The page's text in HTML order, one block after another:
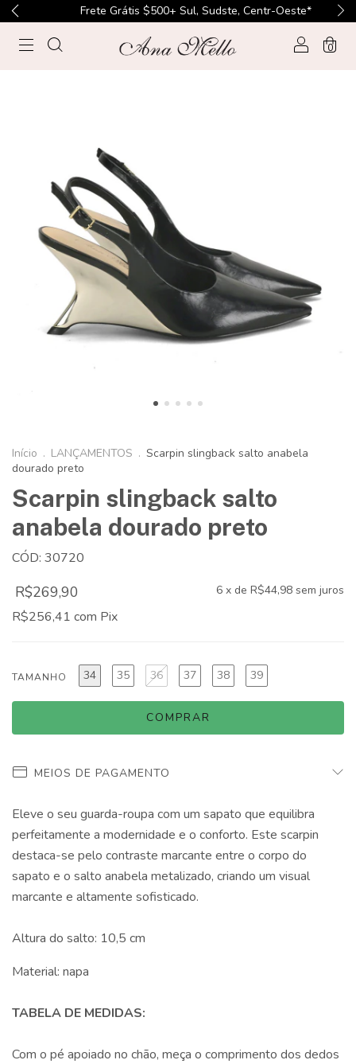
Frete Grátis $500+ Sul, Sudste, Centr-Oeste*
0
Início . LANÇAMENTOS . Scarpin slingback salto anabela
dourado preto
Scarpin slingback salto
anabela dourado preto
CÓD: 30720
R$269,90 6 x de R$44,98 sem juros
R$256,41 com Pix
TAMANHO 34 35 36 37 38 39
MEIOS DE PAGAMENTO
Eleve o seu guarda-roupa com um sapato que equilibra
perfeitamente a modernidade e o conforto. Este scarpin
destaca-se pelo contraste marcante entre o corpo do
sapato e o salto anabela metalizado, criando um visual
marcante e altamente sofisticado.
Altura do salto: 10,5 cm
Material: napa
TABELA DE MEDIDAS:
Com o pé apoiado no chão, meça o comprimento dos dedos